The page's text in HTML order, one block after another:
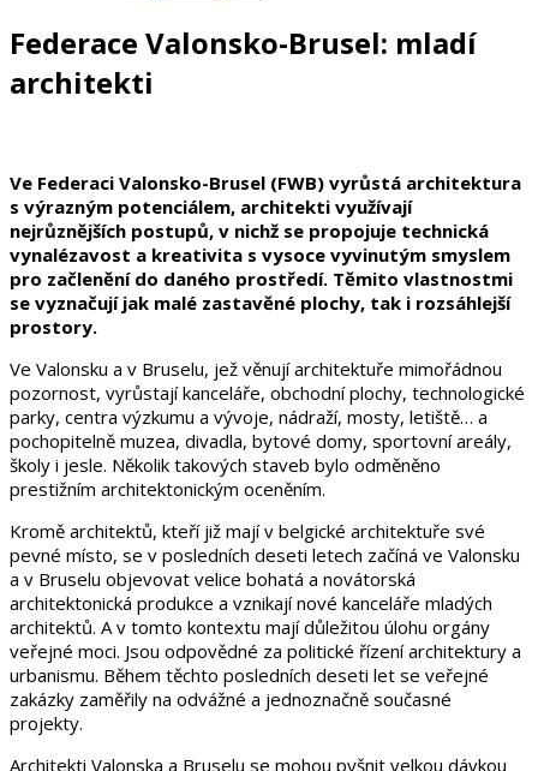
Federace Valonsko-Brusel: mladí
architekti
Ve Federaci Valonsko-Brusel (FWB) vyrůstá architektura
s výrazným potenciálem, architekti využívají
nejrůznějších postupů, v nichž se propojuje technická
vynalézavost a kreativita s vysoce vyvinutým smyslem
pro začlenění do daného prostředí. Těmito vlastnostmi
se vyznačují jak malé zastavěné plochy, tak i rozsáhlejší
prostory.
Ve Valonsku a v Bruselu, jež věnují architektuře mimořádnou
pozornost, vyrůstají kanceláře, obchodní plochy, technologické
parky, centra výzkumu a vývoje, nádraží, mosty, letiště… a
pochopitelně muzea, divadla, bytové domy, sportovní areály,
školy i jesle. Několik takových staveb bylo odměněno
prestižním architektonickým oceněním.
Kromě architektů, kteří již mají v belgické architektuře své
pevné místo, se v posledních deseti letech začíná ve Valonsku
a v Bruselu objevovat velice bohatá a novátorská
architektonická produkce a vznikají nové kanceláře mladých
architektů. A v tomto kontextu mají důležitou úlohu orgány
veřejné moci. Jsou odpovědné za politické řízení architektury a
urbanismu. Během těchto posledních deseti let se veřejné
zakázky zaměřily na odvážné a jednoznačně současné
projekty.
Architekti Valonska a Bruselu se mohou pyšnit velkou dávkou